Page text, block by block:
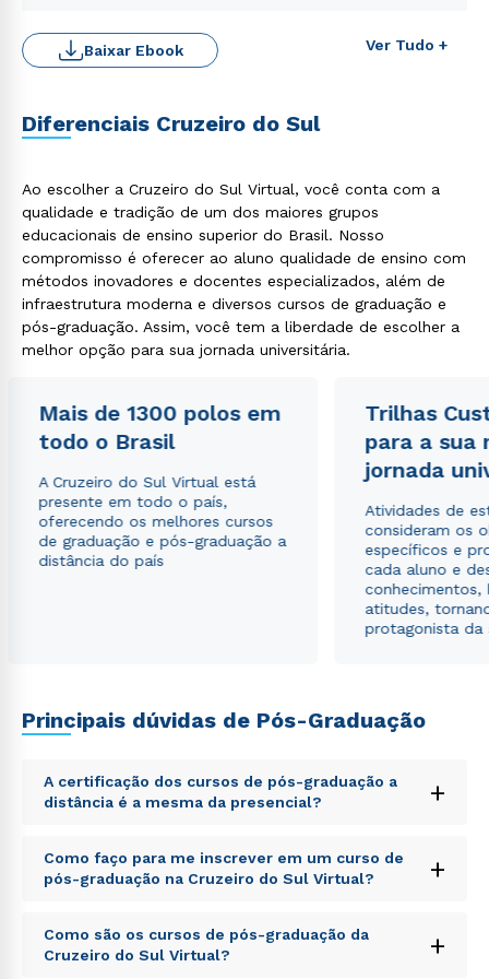
Ver Tudo +
Baixar Ebook
Diferenciais Cruzeiro do Sul
Ao escolher a Cruzeiro do Sul Virtual, você conta com a
qualidade e tradição de um dos maiores grupos
educacionais de ensino superior do Brasil. Nosso
compromisso é oferecer ao aluno qualidade de ensino com
métodos inovadores e docentes especializados, além de
infraestrutura moderna e diversos cursos de graduação e
pós-graduação. Assim, você tem a liberdade de escolher a
melhor opção para sua jornada universitária.
Mais de 1300 polos em
todo o Brasil
A Cruzeiro do Sul Virtual está
presente em todo o país,
oferecendo os melhores cursos
de graduação e pós-graduação a
distância do país
Trilhas
para a sua
jornada
Atividades de
consideram os
específicos e
cada aluno e
conhecimentos,
atitudes,
protagonista da
Principais dúvidas de Pós-Graduação
A certificação dos cursos de pós-graduação a
distância é a mesma da presencial?
+
Sed ut perspiciatis unde omnis iste natus error sit
voluptatem accusantium doloremque laudantium,
totam rem aperiam, eaque ipsa quae ab illo inventore
explicabo. Nemo enim ipsam voluptatem quia
voluptas sit aspernatur aut odit aut fugit, sed quia
Como faço para me inscrever em um curso de
pós-graduação na Cruzeiro do Sul Virtual?
+
Sed ut perspiciatis unde omnis iste natus error sit
voluptatem accusantium doloremque laudantium,
Como são os cursos de pós-graduação da
Cruzeiro do Sul Virtual?
+
Rápido e fácil
WhatsApp
ou
Estou de acordo com a Política de Privacidade.e
autorizo que meus dados sejam utilizados para o
envio de conteúdos da Cruzeiro do Sul.